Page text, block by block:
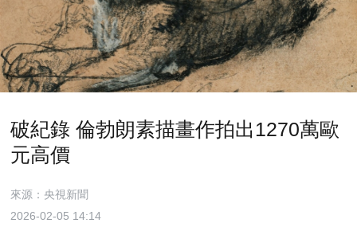
破紀錄 倫勃朗素描畫作拍出1270萬歐
元高價
來源：央視新聞
2026-02-05 14:14